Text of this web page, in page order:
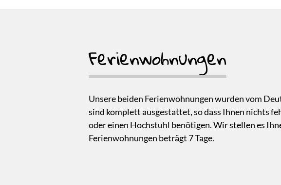
Ferienwohnungen
Unsere beiden Ferienwohnungen wurden vom
sind komplett ausgestattet, so dass Ihnen nichts
oder einen Hochstuhl benötigen. Wir stellen es
Ferienwohnungen beträgt 7 Tage.